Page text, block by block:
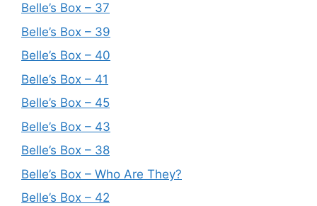
Belle’s Box – 37
Belle’s Box – 39
Belle’s Box – 40
Belle’s Box – 41
Belle’s Box – 45
Belle’s Box – 43
Belle’s Box – 38
Belle’s Box – Who Are They?
Belle’s Box – 42